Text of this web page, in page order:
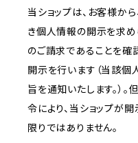
当ショップは、お客様か
き個人情報の開示を求め
のご請求であることを確
開示を行います（当該個
旨を通知いたします。）
令により、当ショップが
限りではありません。